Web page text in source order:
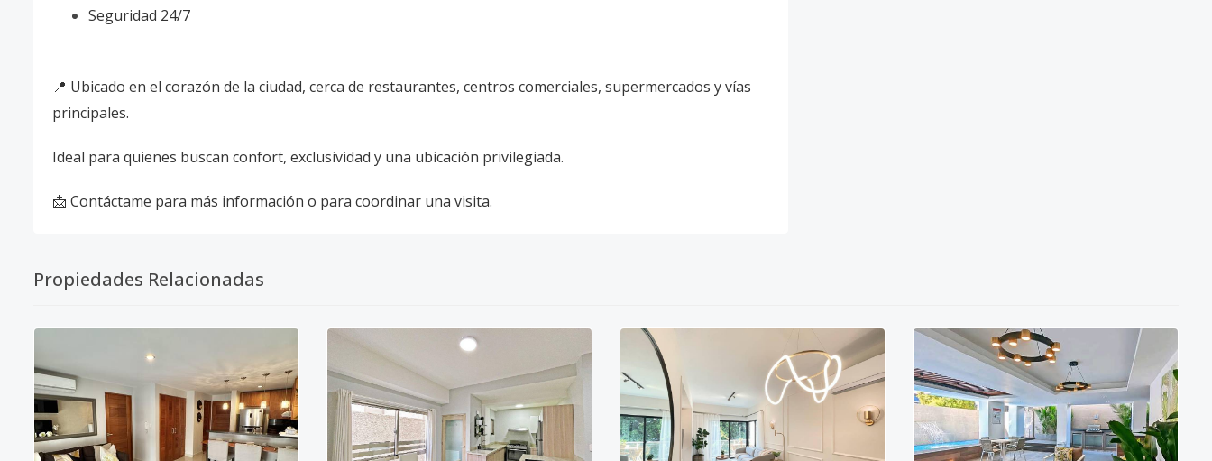
Seguridad 24/7
📍 Ubicado en el corazón de la ciudad, cerca de restaurantes, centros comerciales, supermercados y vías
principales.
Ideal para quienes buscan confort, exclusividad y una ubicación privilegiada.
📩 Contáctame para más información o para coordinar una visita.
Propiedades Relacionadas